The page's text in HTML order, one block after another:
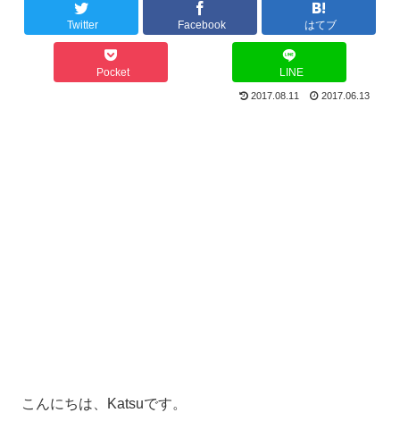
Twitter Facebook はてブ
Pocket LINE
2017.08.11 2017.06.13
こんにちは、Katsuです。